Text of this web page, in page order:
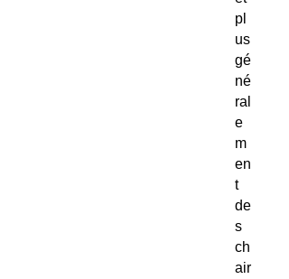
pl
us
gé
né
ral
e
m
en
t
de
s
ch
air